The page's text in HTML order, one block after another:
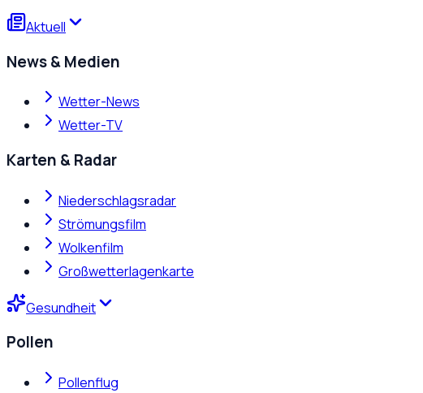
Aktuell
News & Medien
Wetter-News
Wetter-TV
Karten & Radar
Niederschlagsradar
Strömungsfilm
Wolkenfilm
Großwetterlagenkarte
Gesundheit
Pollen
Pollenflug